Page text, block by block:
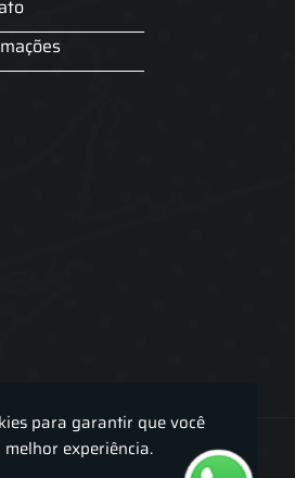
sob medidas e persianas
para garantir que você
experiência.